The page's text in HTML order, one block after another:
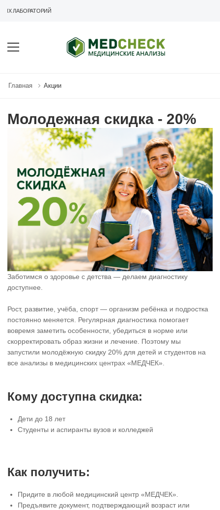
ЛАБОРАТОРИЙ
Главная Акции
Молодежная скидка - 20%
Заботимся о здоровье с детства — делаем диагностику
доступнее.
Рост, развитие, учёба, спорт — организм ребёнка и подростка
постоянно меняется. Регулярная диагностика помогает
вовремя заметить особенности, убедиться в норме или
скорректировать образ жизни и лечение. Поэтому мы
запустили молодёжную скидку 20% для детей и студентов на
все анализы в медицинских центрах «МЕДЧЕК».
Кому доступна скидка:
Дети до 18 лет
Студенты и аспиранты вузов и колледжей
Как получить:
Придите в любой медицинский центр «МЕДЧЕК».
Предъявите документ, подтверждающий возраст или